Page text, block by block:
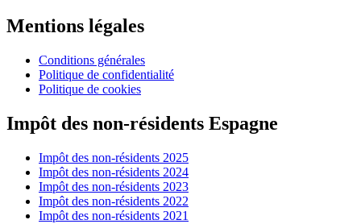
Mentions légales
Conditions générales
Politique de confidentialité
Politique de cookies
Impôt des non-résidents Espagne
Impôt des non-résidents 2025
Impôt des non-résidents 2024
Impôt des non-résidents 2023
Impôt des non-résidents 2022
Impôt des non-résidents 2021